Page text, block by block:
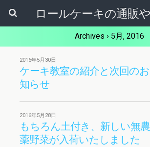
Archives › 5月, 2016
2016年5月30日
ケーキ教室の紹介と次回のお
知らせ
2016年5月28日
もちろん土付き、新しい無農
薬野菜が入荷いたしました